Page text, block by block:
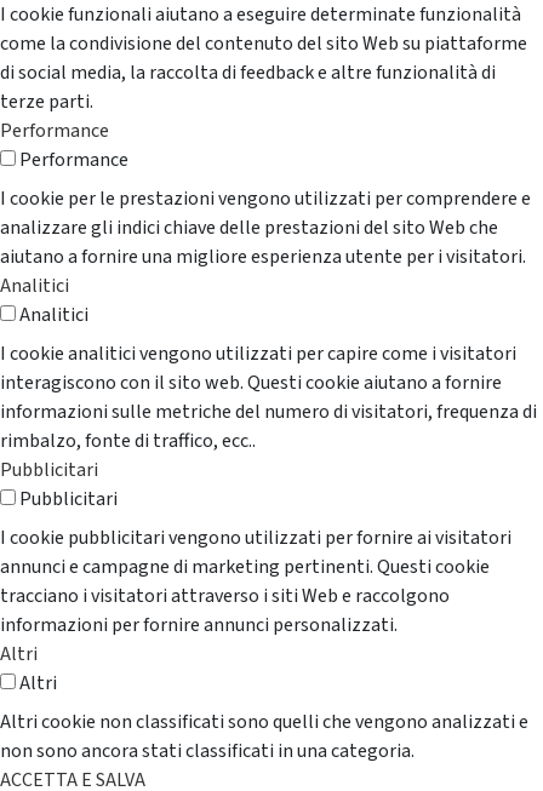
I cookie funzionali aiutano a eseguire determinate funzionalità
come la condivisione del contenuto del sito Web su piattaforme
di social media, la raccolta di feedback e altre funzionalità di
terze parti.
Performance
Performance
I cookie per le prestazioni vengono utilizzati per comprendere e
analizzare gli indici chiave delle prestazioni del sito Web che
aiutano a fornire una migliore esperienza utente per i visitatori.
Analitici
Analitici
I cookie analitici vengono utilizzati per capire come i visitatori
interagiscono con il sito web. Questi cookie aiutano a fornire
informazioni sulle metriche del numero di visitatori, frequenza di
rimbalzo, fonte di traffico, ecc..
Pubblicitari
Pubblicitari
I cookie pubblicitari vengono utilizzati per fornire ai visitatori
annunci e campagne di marketing pertinenti. Questi cookie
tracciano i visitatori attraverso i siti Web e raccolgono
informazioni per fornire annunci personalizzati.
Altri
Altri
Altri cookie non classificati sono quelli che vengono analizzati e
non sono ancora stati classificati in una categoria.
ACCETTA E SALVA